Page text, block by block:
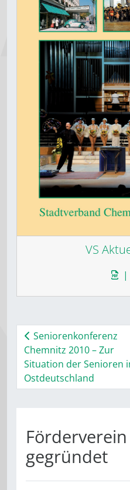
VS
|
Seniorenkonferenz
Chemnitz 2010 – Zur
Situation der Senioren
Ostdeutschland
gegründet